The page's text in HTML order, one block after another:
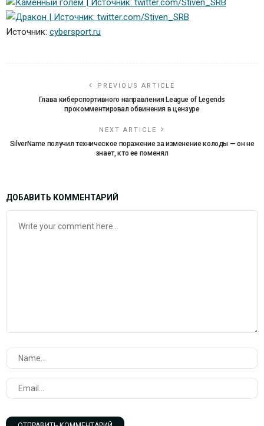
Источник: cybersport.ru
PREVIOUS ARTICLE
Глава киберспортивного направления League of Legends
прокомментировал обвинения в цензуре
NEXT ARTICLE
SilverName получил техническое поражение за изменение колоды — он не
знает, кто ее поменял
ДОБАВИТЬ КОММЕНТАРИЙ